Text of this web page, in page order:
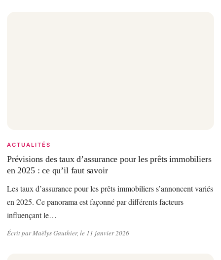
ACTUALITÉS
Prévisions des taux d’assurance pour les prêts immobiliers
en 2025 : ce qu’il faut savoir
Les taux d’assurance pour les prêts immobiliers s’annoncent variés
en 2025. Ce panorama est façonné par différents facteurs
influençant le…
Écrit par Maëlys Gauthier, le 11 janvier 2026